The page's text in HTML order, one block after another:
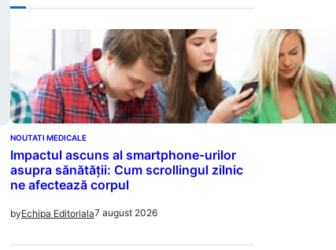
NOUTATI MEDICALE
Impactul ascuns al smartphone-urilor
asupra sănătății: Cum scrollingul zilnic
ne afectează corpul
byEchipa Editoriala7 august 2026